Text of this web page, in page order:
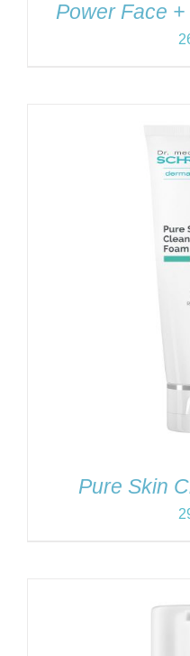
Power Face
Pure Skin